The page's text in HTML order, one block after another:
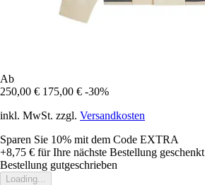
Ab
250,00 € 175,00 € -30%
inkl. MwSt. zzgl. Versandkosten
Sparen Sie 10% mit dem Code EXTRA
+8,75 € für Ihre nächste Bestellung geschenkt
Bestellung gutgeschrieben
Loading...